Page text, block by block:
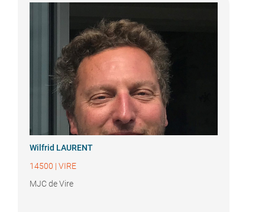
Wilfrid LAURENT
14500 | VIRE
MJC de Vire